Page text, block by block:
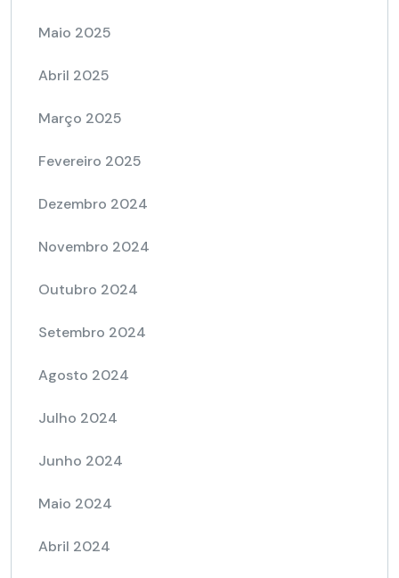
Maio 2025
Abril 2025
Março 2025
Fevereiro 2025
Dezembro 2024
Novembro 2024
Outubro 2024
Setembro 2024
Agosto 2024
Julho 2024
Junho 2024
Maio 2024
Abril 2024